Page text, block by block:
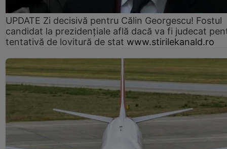
UPDATE Zi decisivă pentru Călin Georgescu! Fostul
candidat la prezidențiale află dacă va fi judecat
tentativă de lovitură de stat www.stirilekanald.ro